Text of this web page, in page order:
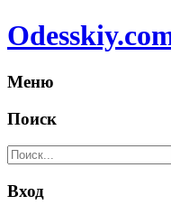
Меню
Поиск
Вход